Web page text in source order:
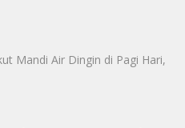
Mandi Air Dingin di Pagi Hari,